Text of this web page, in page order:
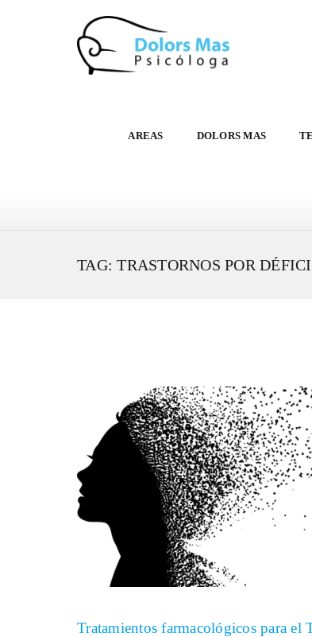
AREAS DOLORS MAS
TAG: TRASTORNOS POR
Tratamientos farmacológicos para el